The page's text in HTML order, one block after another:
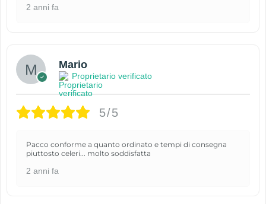
2 anni fa
Mario
Proprietario verificato
5/5
Pacco conforme a quanto ordinato e tempi di consegna
piuttosto celeri... molto soddisfatta
2 anni fa